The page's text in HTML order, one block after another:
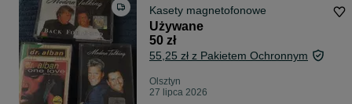
Kasety magnetofonowe
Używane
50 zł
55,25 zł z Pakietem Ochronnym
Olsztyn
27 lipca 2026